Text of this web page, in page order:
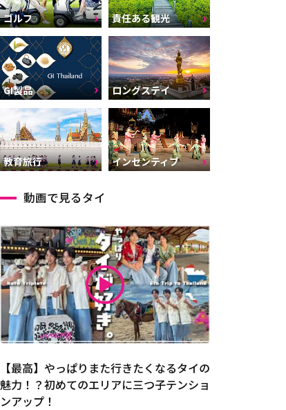
ゴルフ 責任ある観光
GI製品 ロングステイ
教育旅行 インセンティブ
動画で見るタイ
【最高】やっぱりまた行きたくなるタイの
魅力！？初めてのエリアに三つ子テンショ
ンアップ！